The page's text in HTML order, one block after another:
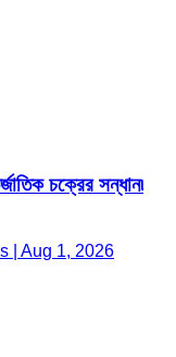
চক্রের সন্ধান৷
| Aug 1, 2026